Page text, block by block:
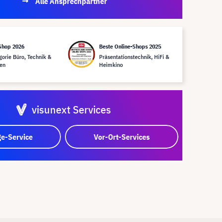
2026
Büro, Technik &
Beste Online-Shops 2025
Präsentationstechnik, HiFi &
Heimkino
visunext Services
Service Vor-Ort-Services